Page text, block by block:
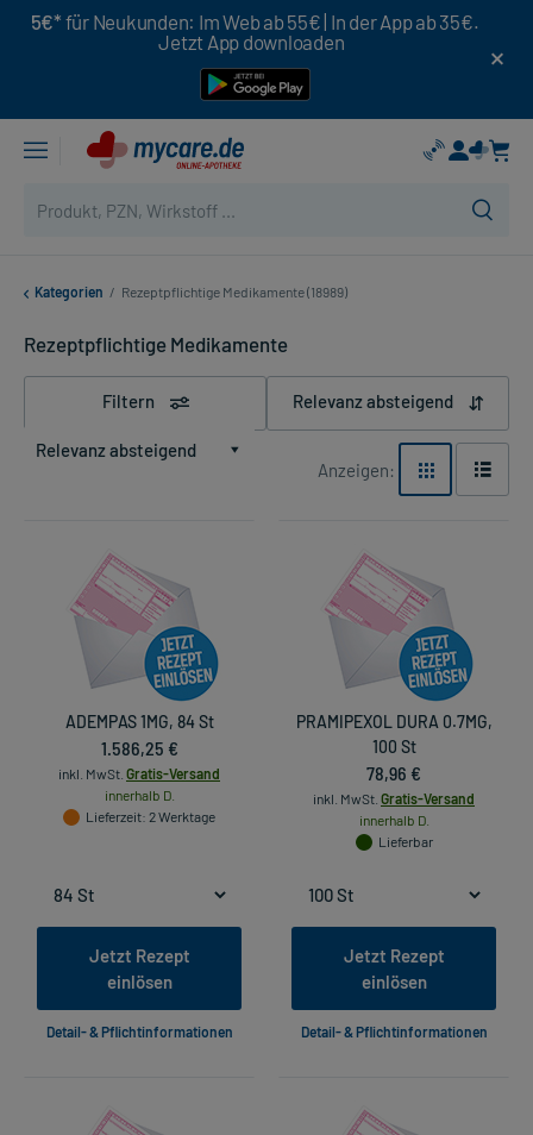
5€* für Neukunden: Im Web ab 55€ | In der App ab 35€.
Jetzt App downloaden
Kategorien / Rezeptpflichtige Medikamente (18989)
Rezeptpflichtige Medikamente
Filtern Relevanz absteigend
Relevanz absteigend
Anzeigen:
ADEMPAS 1MG, 84 St
1.586,25 €
inkl. MwSt. Gratis-Versand
innerhalb D.
Lieferzeit: 2 Werktage
Jetzt Rezept
einlösen
Detail- & Pflichtinformationen
PRAMIPEXOL DURA 0.7MG,
100 St
78,96 €
inkl. MwSt. Gratis-Versand
innerhalb D.
Lieferbar
Jetzt Rezept
einlösen
Detail- & Pflichtinformationen